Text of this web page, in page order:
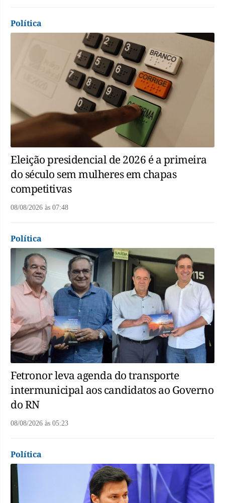
Política
Eleição presidencial de 2026 é a primeira
do século sem mulheres em chapas
competitivas
08/08/2026 às 07:48
Política
Fetronor leva agenda do transporte
intermunicipal aos candidatos ao Governo
do RN
08/08/2026 às 05:23
Política